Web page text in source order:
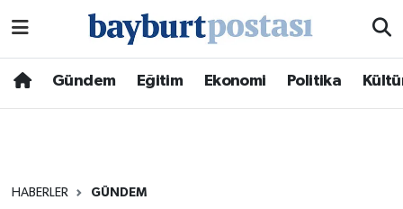
Gündem Eğitim Ekonomi Politika
HABERLER GÜNDEM
Hava Durumu